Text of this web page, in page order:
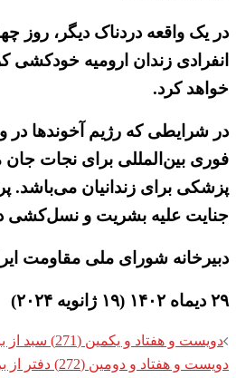
خواهد کرد.
در شرایطی که رژیم آخوندها در
فوری بین‌المللی برای نجات جان
پزشکی برای زندانیان می‌باشد.
جنایت علیه بشریت و نسل‌کشی در
دبیرخانه شورای ملی مقاومت
۲۹ دیماه ۱۴۰۲ (۱۹ ژانویه ۲۰۲۴)
Post
دویست و هفتاد و یکمین (271) سبد از برنامه های رادیو تلویزیون ایران زمین
دویست و هفتاد و دومین (272) دفتر از برنامه های رادیو تلویزیون ایران زمین